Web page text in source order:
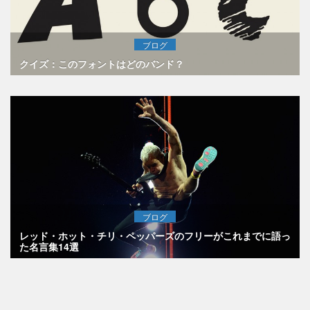
ブログ
クイズ：このフォントはどのバンド？
ブログ
レッド・ホット・チリ・ペッパーズのフリーがこれまでに語っ
た名言集14選